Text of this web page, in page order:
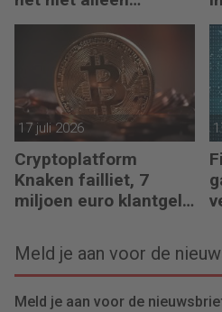
meedenkt, maar ook
17 juli 2026
Cryptoplatform
Knaken failliet, 7
miljoen euro klantgeld
Meld je aan voor de
Meld je aan voor de